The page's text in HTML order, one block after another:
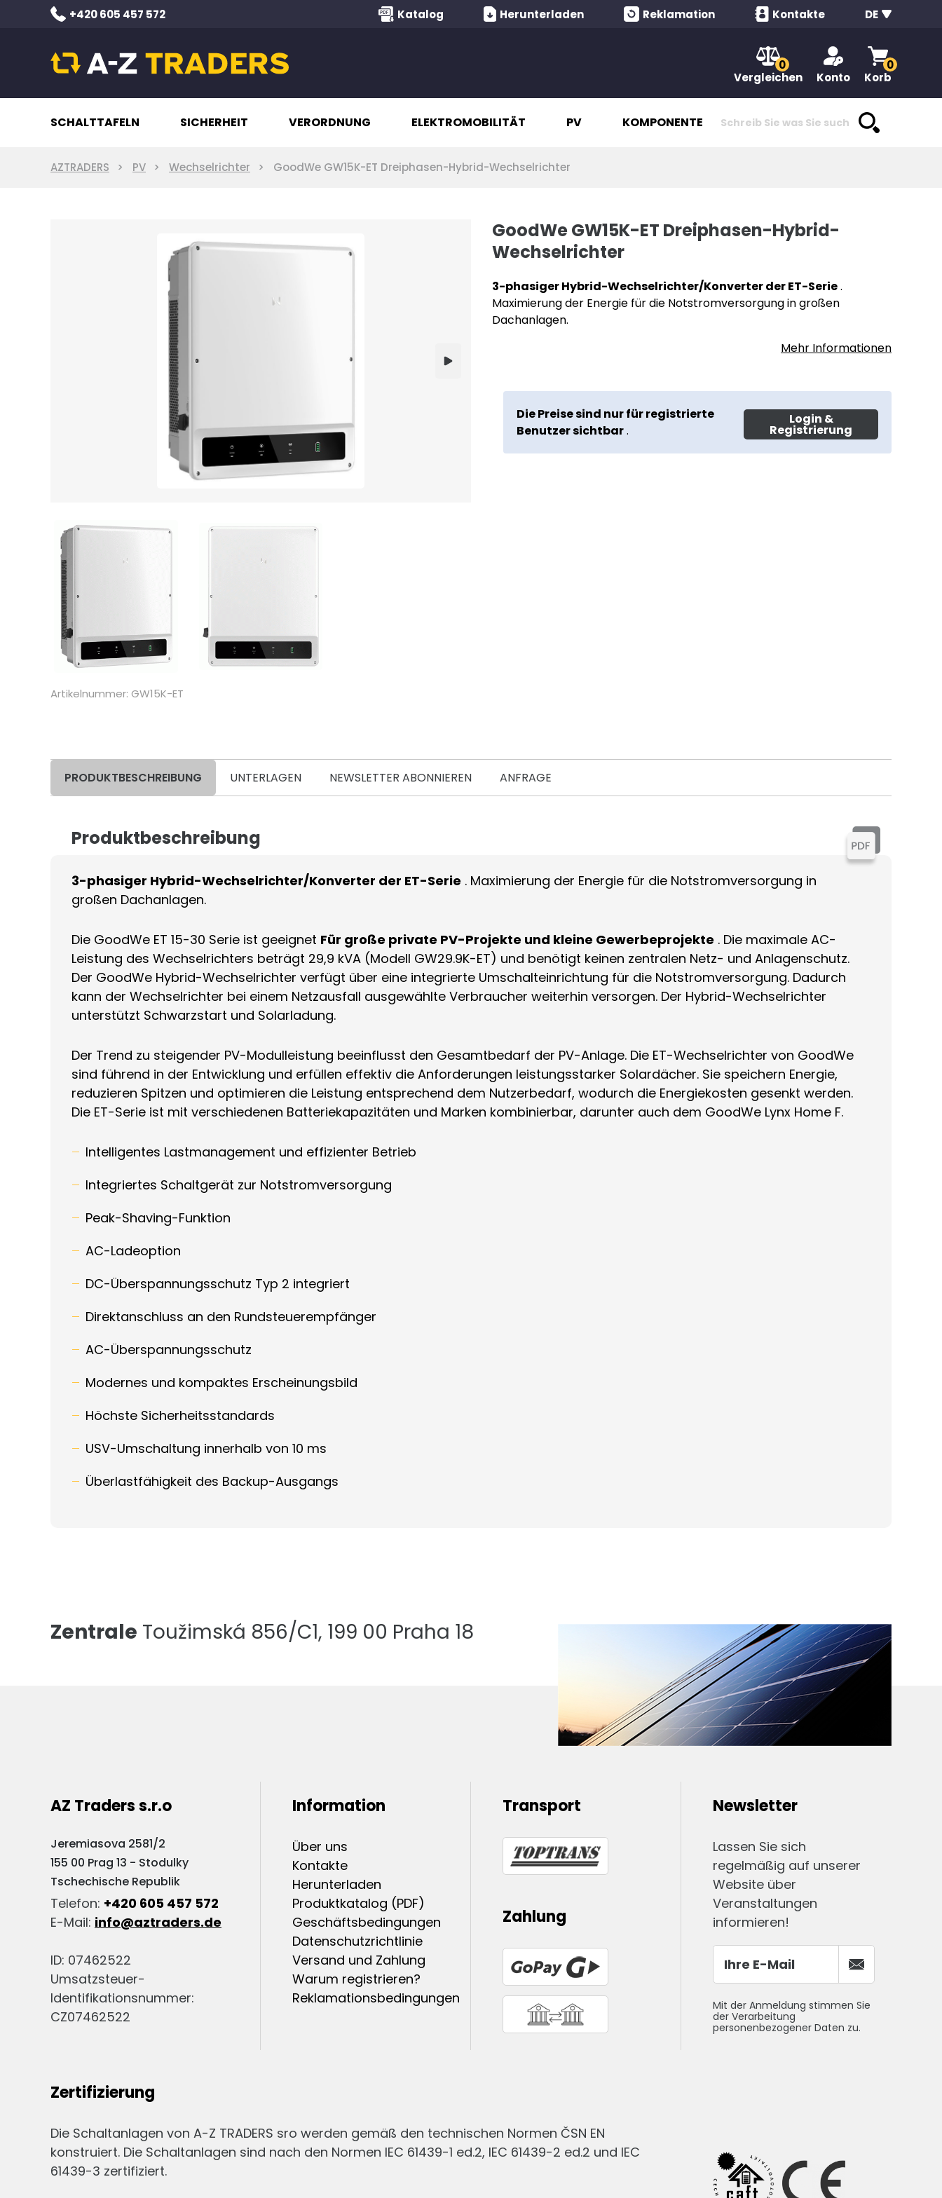
+420 605 457 572 Katalog Herunterladen Reklamation Kontakte DE
0
Vergleichen
Konto
0
Korb
SCHALTTAFELN SICHERHEIT VERORDNUNG ELEKTROMOBILITÄT PV KOMPONENTEN
AZTRADERS PV Wechselrichter GoodWe GW15K-ET Dreiphasen-Hybrid-Wechselrichter
GoodWe GW15K-ET Dreiphasen-Hybrid-
Wechselrichter
Artikelnummer: GW15K-ET
3-phasiger Hybrid-Wechselrichter/Konverter der ET-Serie.
Maximierung der Energie für die Notstromversorgung in großen
Dachanlagen.
Mehr Informationen
Die Preise sind nur für registrierte
Benutzer sichtbar.
Login &
Registrierung
PRODUKTBESCHREIBUNG UNTERLAGEN NEWSLETTER ABONNIEREN ANFRAGE
Produktbeschreibung
3-phasiger Hybrid-Wechselrichter/Konverter der ET-Serie . Maximierung der Energie für die Notstromversorgung in
großen Dachanlagen.
Die GoodWe ET 15-30 Serie ist geeignet Für große private PV-Projekte und kleine Gewerbeprojekte . Die maximale AC-
Leistung des Wechselrichters beträgt 29,9 kVA (Modell GW29.9K-ET) und benötigt keinen zentralen Netz- und Anlagenschutz.
Der GoodWe Hybrid-Wechselrichter verfügt über eine integrierte Umschalteinrichtung für die Notstromversorgung. Dadurch
kann der Wechselrichter bei einem Netzausfall ausgewählte Verbraucher weiterhin versorgen. Der Hybrid-Wechselrichter
unterstützt Schwarzstart und Solarladung.
Der Trend zu steigender PV-Modulleistung beeinflusst den Gesamtbedarf der PV-Anlage. Die ET-Wechselrichter von GoodWe
sind führend in der Entwicklung und erfüllen effektiv die Anforderungen leistungsstarker Solardächer. Sie speichern Energie,
reduzieren Spitzen und optimieren die Leistung entsprechend dem Nutzerbedarf, wodurch die Energiekosten gesenkt werden.
Die ET-Serie ist mit verschiedenen Batteriekapazitäten und Marken kombinierbar, darunter auch dem GoodWe Lynx Home F.
Intelligentes Lastmanagement und effizienter Betrieb
Integriertes Schaltgerät zur Notstromversorgung
Peak-Shaving-Funktion
AC-Ladeoption
DC-Überspannungsschutz Typ 2 integriert
Direktanschluss an den Rundsteuerempfänger
AC-Überspannungsschutz
Modernes und kompaktes Erscheinungsbild
Höchste Sicherheitsstandards
USV-Umschaltung innerhalb von 10 ms
Überlastfähigkeit des Backup-Ausgangs
Zentrale Toužimská 856/C1, 199 00 Praha 18
AZ Traders s.r.o
Jeremiasova 2581/2
155 00 Prag 13 - Stodulky
Tschechische Republik
Telefon: +420 605 457 572
E-Mail: info@aztraders.de
ID: 07462522
Umsatzsteuer-
Identifikationsnummer:
CZ07462522
Information
Über uns
Kontakte
Herunterladen
Produktkatalog (PDF)
Geschäftsbedingungen
Datenschutzrichtlinie
Versand und Zahlung
Warum registrieren?
Reklamationsbedingungen
Transport
Zahlung
Newsletter
Lassen Sie sich
regelmäßig auf unserer
Website über
Veranstaltungen
informieren!
Mit der Anmeldung stimmen Sie
der Verarbeitung
personenbezogener Daten zu.
Zertifizierung
Die Schaltanlagen von A-Z TRADERS sro werden gemäß den technischen Normen ČSN EN
konstruiert. Die Schaltanlagen sind nach den Normen IEC 61439-1 ed.2, IEC 61439-2 ed.2 und IEC
61439-3 zertifiziert.